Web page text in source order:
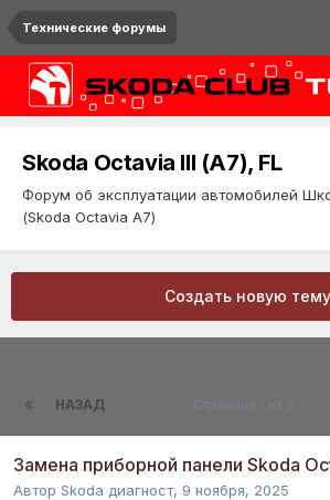
Технические форумы
Skoda Octavia III (A7), FL
Форум об эксплуатации автомобилей
(Skoda Octavia A7)
Создать новую тему
НАЗАД Страница 1 из 3
Замена приборной панели Skoda
Автор Skoda диагност, 9 ноября, 2025